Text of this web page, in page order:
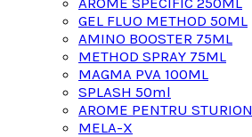
GEL FLUO METHOD 50ML
AMINO BOOSTER 75ML
METHOD SPRAY 75ML
MAGMA PVA 100ML
SPLASH 50ml
AROME PENTRU STURION
MELA-X